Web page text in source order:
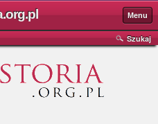
Menu
Szukaj